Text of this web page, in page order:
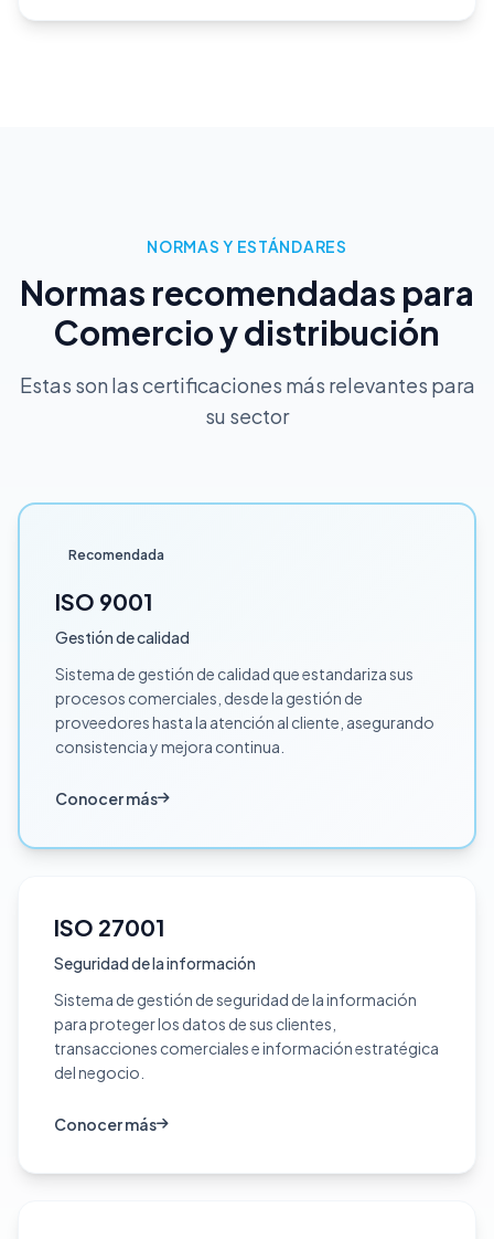
NORMAS Y ESTÁNDARES
Normas recomendadas para
Comercio y distribución
Estas son las certificaciones más relevantes para
su sector
Recomendada
ISO 9001
Gestión de calidad
Sistema de gestión de calidad que estandariza sus
procesos comerciales, desde la gestión de
proveedores hasta la atención al cliente, asegurando
consistencia y mejora continua.
Conocer más
ISO 27001
Seguridad de la información
Sistema de gestión de seguridad de la información
para proteger los datos de sus clientes,
transacciones comerciales e información estratégica
del negocio.
Conocer más